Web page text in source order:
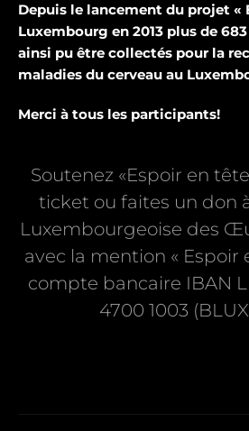
Depuis le lancement du projet «
Luxembourg en 2013 plus de
ainsi pu être collectés pour la
maladies du cerveau au
Merci à tous les participants!
Soutenez «Espoir en tête
ticket ou faites un don
Luxembourgeoise des
avec la mention « Espoir
compte bancaire IBAN
4700 1003